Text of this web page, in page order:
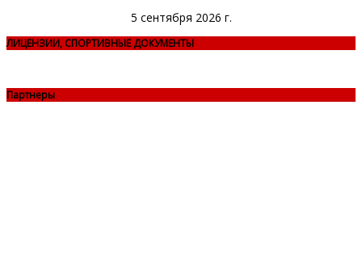
5 сентября 2026 г.
ЛИЦЕНЗИИ, СПОРТИВНЫЕ ДОКУМЕНТЫ
Партнеры